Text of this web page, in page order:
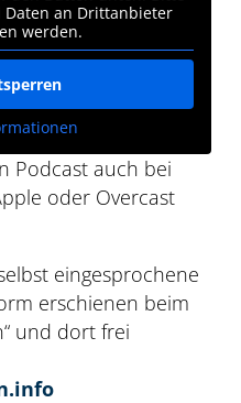
Daten an Drittanbieter
werden.
Podcast auch bei
oder Overcast
eingesprochene
erschienen beim
und dort frei